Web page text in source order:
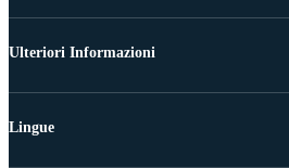
Ulteriori Informazioni
Lingue